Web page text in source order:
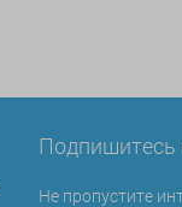
Подпишитесь
Не пропустите